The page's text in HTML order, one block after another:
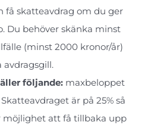
få skatteavdrag om du ger
Du behöver skänka minst
(minst 2000 kronor/år)
avdragsgill.
följande: maxbeloppet
är på 25% så
att få tillbaka upp